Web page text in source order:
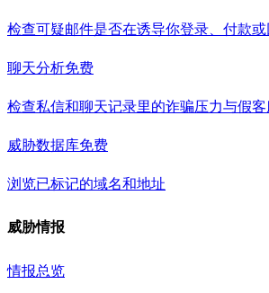
检查可疑邮件是否在诱导你登录、付款
聊天分析免费
检查私信和聊天记录里的诈骗压力与假
威胁数据库免费
浏览已标记的域名和地址
威胁情报
情报总览